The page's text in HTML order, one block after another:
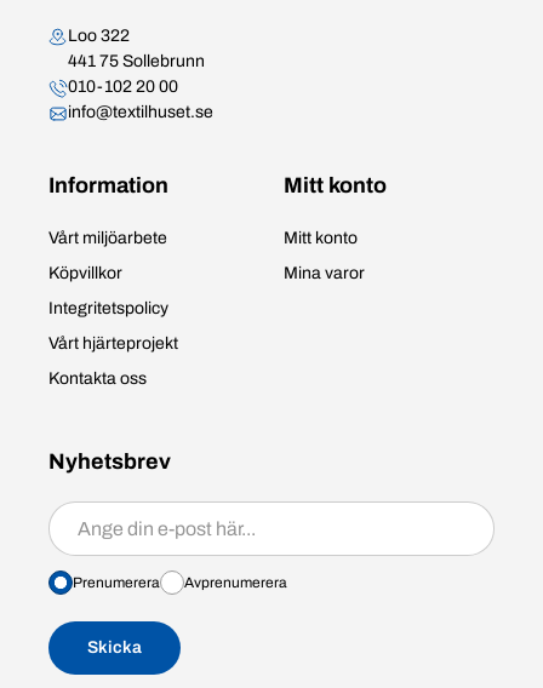
Loo 322
441 75 Sollebrunn
010-102 20 00
info@textilhuset.se
Information
Vårt miljöarbete
Köpvillkor
Integritetspolicy
Vårt hjärteprojekt
Kontakta oss
Mitt konto
Mitt konto
Mina varor
Nyhetsbrev
Prenumerera/avprenumerera
Prenumerera Avprenumerera
Skicka